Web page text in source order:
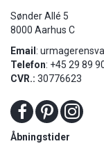
Sønder Allé 5
8000 Aarhus C
Email :
Telefon: +45 29 89
CVR.: 30776623
Åbningstider